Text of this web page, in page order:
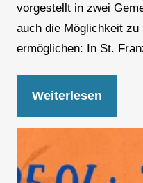
vorgestellt in zwei
auch die Möglichkeit
ermöglichen: In St.
Weiterlesen